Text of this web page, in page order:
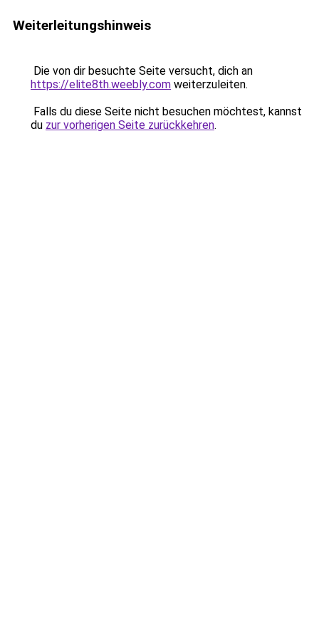
Weiterleitungshinweis
Die von dir besuchte Seite versucht, dich an
https://elite8th.weebly.com weiterzuleiten.
Falls du diese Seite nicht besuchen möchtest, kannst
du zur vorherigen Seite zurückkehren.